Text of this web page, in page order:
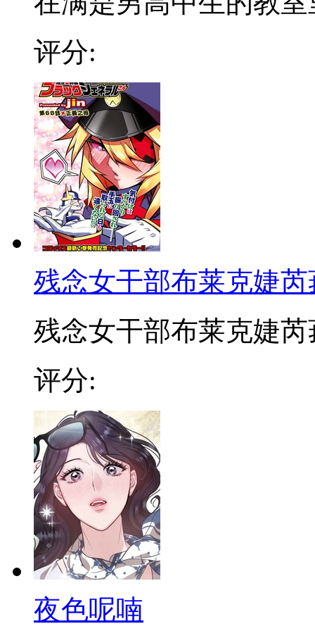
评分:
残念女干部布莱克婕
残念女干部布莱克婕芮
评分:
夜色呢喃